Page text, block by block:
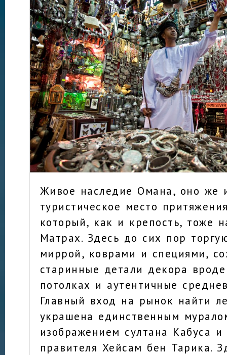
Живое наследие Омана, оно же
туристическое место
который, как и крепость, тоже
Матрах. Здесь до сих пор
миррой, коврами и специями,
старинные детали декора
потолках и аутентичные
Главный вход на рынок найти
украшена единственным
изображением султана Кабуса
правителя Хейсам бен Тарика.